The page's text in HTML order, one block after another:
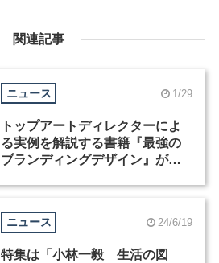
関連記事
ニュース 1/29
トップアートディレクターによ
る実例を解説する書籍『最強の
ブランディングデザイン』が発
ニュース 24/6/19
特集は「小林一毅 生活の図